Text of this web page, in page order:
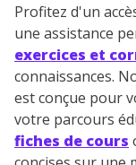
Profitez d'un
une assistance
exercices et
connaissances.
est conçue pour
votre parcours
fiches de cours